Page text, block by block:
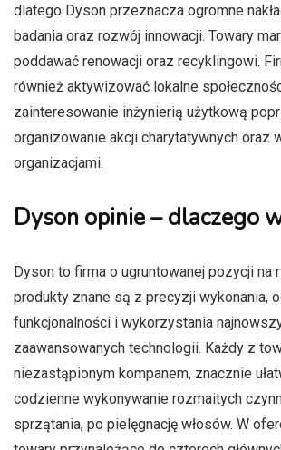
dlatego Dyson przeznacza ogromne
badania oraz rozwój innowacji. Towary
poddawać renowacji oraz recyklingowi.
również aktywizować lokalne
zainteresowanie inżynierią użytkową
organizowanie akcji charytatywnych oraz
organizacjami.
Dyson opinie – dlaczego
Dyson to firma o ugruntowanej pozycji na
produkty znane są z precyzji wykonania,
funkcjonalności i wykorzystania
zaawansowanych technologii. Każdy z
niezastąpionym kompanem, znacznie
codzienne wykonywanie rozmaitych
sprzątania, po pielęgnację włosów. W